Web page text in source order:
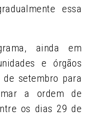
essa
ainda em
e órgãos
setembro para
a ordem de
os dias 29 de